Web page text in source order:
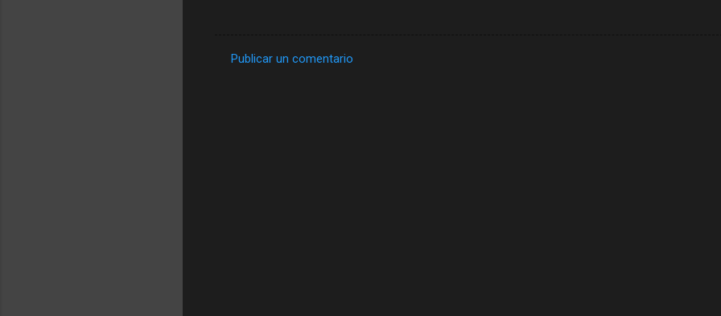
Publicar un comentario